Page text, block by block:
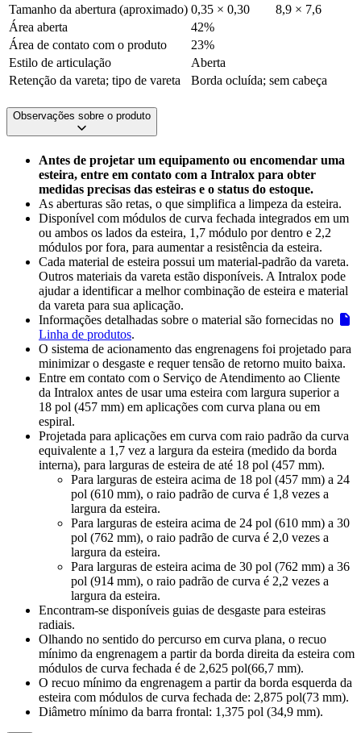
Tamanho da abertura (aproximado) 0,35 × 0,30
8,9 × 7,6
Área aberta
42%
Área de contato com o produto
23%
Estilo de articulação
Aberta
Retenção da vareta; tipo de vareta
Borda ocluída; sem cabeça
Observações sobre o produto
Antes de projetar um equipamento ou encomendar uma
esteira, entre em contato com a Intralox para obter
medidas precisas das esteiras e o status do estoque.
As aberturas são retas, o que simplifica a limpeza da esteira.
Disponível com módulos de curva fechada integrados em um
ou ambos os lados da esteira, 1,7 módulo por dentro e 2,2
módulos por fora, para aumentar a resistência da esteira.
Cada material de esteira possui um material-padrão da vareta.
Outros materiais da vareta estão disponíveis. A Intralox pode
ajudar a identificar a melhor combinação de esteira e material
da vareta para sua aplicação.
Informações detalhadas sobre o material são fornecidas no
Linha de produtos.
O sistema de acionamento das engrenagens foi projetado para
minimizar o desgaste e requer tensão de retorno muito baixa.
Entre em contato com o Serviço de Atendimento ao Cliente
da Intralox antes de usar uma esteira com largura superior a
18 pol (457 mm) em aplicações com curva plana ou em
espiral.
Projetada para aplicações em curva com raio padrão da curva
equivalente a 1,7 vez a largura da esteira (medido da borda
interna), para larguras de esteira de até 18 pol (457 mm).
Para larguras de esteira acima de 18 pol (457 mm) a 24
pol (610 mm), o raio padrão de curva é 1,8 vezes a
largura da esteira.
Para larguras de esteira acima de 24 pol (610 mm) a 30
pol (762 mm), o raio padrão de curva é 2,0 vezes a
largura da esteira.
Para larguras de esteira acima de 30 pol (762 mm) a 36
pol (914 mm), o raio padrão de curva é 2,2 vezes a
largura da esteira.
Encontram-se disponíveis guias de desgaste para esteiras
radiais.
Olhando no sentido do percurso em curva plana, o recuo
mínimo da engrenagem a partir da borda direita da esteira com
módulos de curva fechada é de 2,625 pol(66,7 mm).
O recuo mínimo da engrenagem a partir da borda esquerda da
esteira com módulos de curva fechada de: 2,875 pol(73 mm).
Diâmetro mínimo da barra frontal: 1,375 pol (34,9 mm).